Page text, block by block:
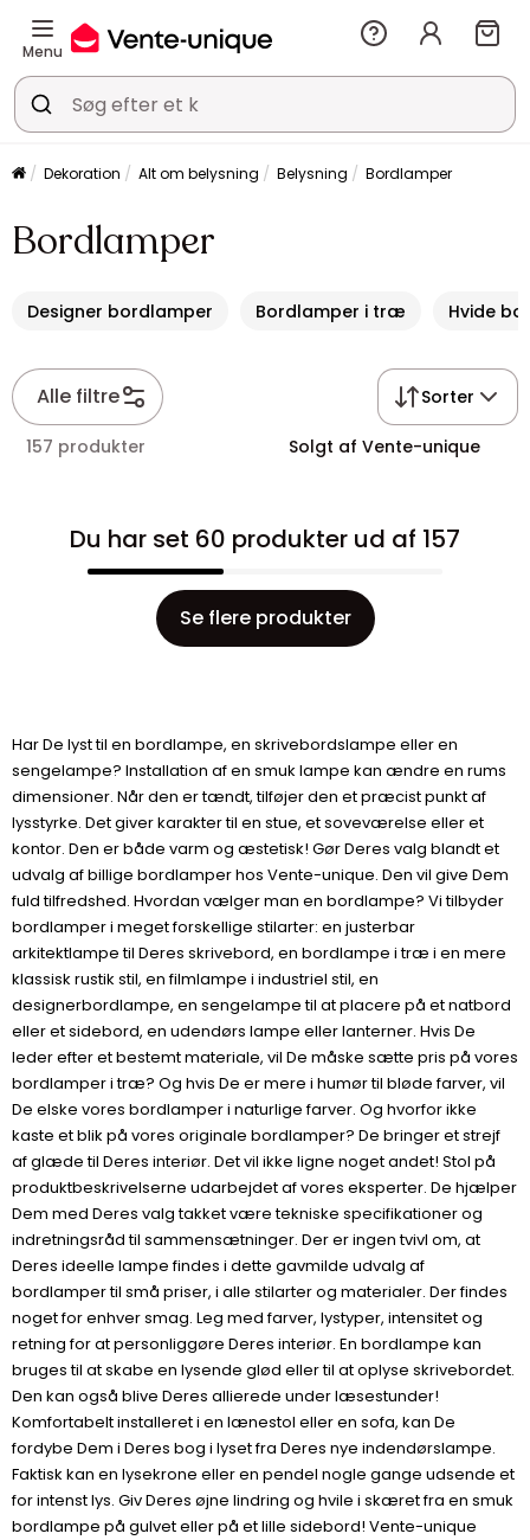
Menu
Dekoration Alt om belysning Belysning Bordlamper
Bordlamper
Designer bordlamper Bordlamper i træ Hvide
Alle filtre Sorter
157 produkter Solgt af Vente-unique
Du har set 60 produkter ud af 157
Se flere produkter
Har De lyst til en bordlampe, en skrivebordslampe eller en
sengelampe? Installation af en smuk lampe kan ændre en rums
dimensioner. Når den er tændt, tilføjer den et præcist punkt af
lysstyrke. Det giver karakter til en stue, et soveværelse eller et
kontor. Den er både varm og æstetisk! Gør Deres valg blandt et
udvalg af billige bordlamper hos Vente-unique. Den vil give Dem
fuld tilfredshed. Hvordan vælger man en bordlampe? Vi tilbyder
bordlamper i meget forskellige stilarter: en justerbar
arkitektlampe til Deres skrivebord, en bordlampe i træ i en mere
klassisk rustik stil, en filmlampe i industriel stil, en
designerbordlampe, en sengelampe til at placere på et natbord
eller et sidebord, en udendørs lampe eller lanterner. Hvis De
leder efter et bestemt materiale, vil De måske sætte pris på vores
bordlamper i træ? Og hvis De er mere i humør til bløde farver, vil
De elske vores bordlamper i naturlige farver. Og hvorfor ikke
kaste et blik på vores originale bordlamper? De bringer et strejf
af glæde til Deres interiør. Det vil ikke ligne noget andet! Stol på
produktbeskrivelserne udarbejdet af vores eksperter. De hjælper
Dem med Deres valg takket være tekniske specifikationer og
indretningsråd til sammensætninger. Der er ingen tvivl om, at
Deres ideelle lampe findes i dette gavmilde udvalg af
bordlamper til små priser, i alle stilarter og materialer. Der findes
noget for enhver smag. Leg med farver, lystyper, intensitet og
retning for at personliggøre Deres interiør. En bordlampe kan
bruges til at skabe en lysende glød eller til at oplyse skrivebordet.
Den kan også blive Deres allierede under læsestunder!
Komfortabelt installeret i en lænestol eller en sofa, kan De
fordybe Dem i Deres bog i lyset fra Deres nye indendørslampe.
Faktisk kan en lysekrone eller en pendel nogle gange udsende et
for intenst lys. Giv Deres øjne lindring og hvile i skæret fra en smuk
bordlampe på gulvet eller på et lille sidebord! Vente-unique